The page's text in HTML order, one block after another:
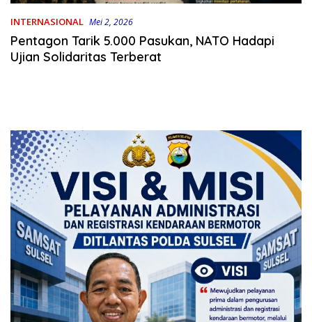
INTERNASIONAL Mei 2, 2026
Pentagon Tarik 5.000 Pasukan, NATO Hadapi
Ujian Solidaritas Terberat